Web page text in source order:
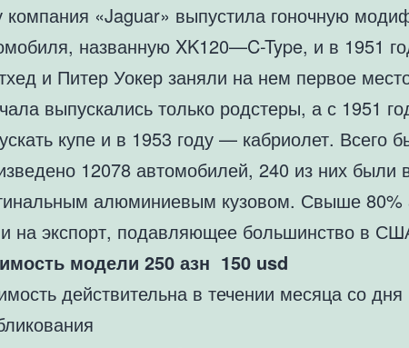
компания «Jaguar» выпустила гоночную
названную XK120—C-Type, и в 1951
и Питер Уокер заняли на нем первое
выпускались только родстеры, а с 1951
купе и в 1953 году — кабриолет. Всего
12078 автомобилей, 240 из них
алюминиевым кузовом. Свыше 80%
на экспорт, подавляющее большинство в
модели 250 азн 150 usd
действительна в течении месяца со дня